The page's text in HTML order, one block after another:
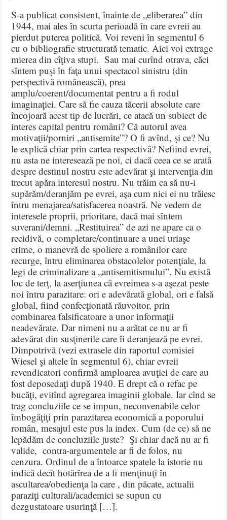
S-a publicat consistent, înainte de „eliberarea” din
1944, mai ales în scurta perioadă în care evreii au
pierdut puterea politică. Voi reveni în segmentul 6
cu o bibliografie structurată tematic. Aici voi extrage
mierea din cîţiva stupi. Sau mai curînd otrava, căci
sîntem puşi în faţa unui spectacol sinistru (din
perspectivă românească), prea
amplu/coerent/documentat pentru a fi rodul
imaginaţiei. Care să fie cauza tăcerii absolute care
încojoară acest tip de lucrări, ce atacă un subiect de
interes capital pentru români? Că autorul avea
motivaţii/porniri „antisemite”? O fi avînd, şi ce? Nu
le explică chiar prin cartea respectivă? Nefiind evrei,
nu asta ne interesează pe noi, ci dacă ceea ce se arată
despre destinul nostru este adevărat şi intervenţia din
trecut apăra interesul nostru. Nu trăim ca să nu-i
supărăm/deranjăm pe evrei, aşa cum nici ei nu trăiesc
întru menajarea/satisfacerea noastră. Ne vedem de
interesele proprii, prioritare, dacă mai sîntem
suverani/demni. „Restituirea” de azi ne apare ca o
recidivă, o completare/continuare a unei uriaşe
crime, o manevră de spoliere a românilor care
recurge, întru eliminarea obstacolelor potenţiale, la
legi de criminalizare a „antisemitismului”. Nu există
loc de terţ, la aserţiunea că evreimea s-a aşezat peste
noi întru parazitare: ori e adevărată global, ori e falsă
global, fiind confecţionată răuvoitor, prin
combinarea falsificatoare a unor informaţii
neadevărate. Dar nimeni nu a arătat ce nu ar fi
adevărat din susţinerile care îi deranjează pe evrei.
Dimpotrivă (vezi extrasele din raportul comisiei
Wiesel şi altele în segmentul 6), chiar evreii
revendicatori confirmă amploarea avuţiei de care au
fost deposedaţi după 1940. E drept că o refac pe
bucăţi, evitînd agregarea imaginii globale. Iar cînd se
trag concluziile ce se impun, neconvenabile celor
îmbogăţiţi prin parazitarea economică a poporului
român, mesajul este pus la index. Cum (de ce) să ne
lepădăm de concluziile juste? Şi chiar dacă nu ar fi
valide, contra-argumentele ar fi de folos, nu
cenzura. Ordinul de a întoarce spatele la istorie nu
indică decît hotărîrea de a fi menţinuţi în
ascultarea/obedienţa la care , din păcate, actualii
paraziţi culturali/academici se supun cu
dezgustatoare usurinţă […].